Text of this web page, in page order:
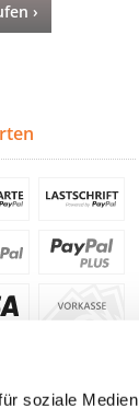
soziale Medien
›